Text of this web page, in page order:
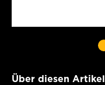
Über diesen Artikel